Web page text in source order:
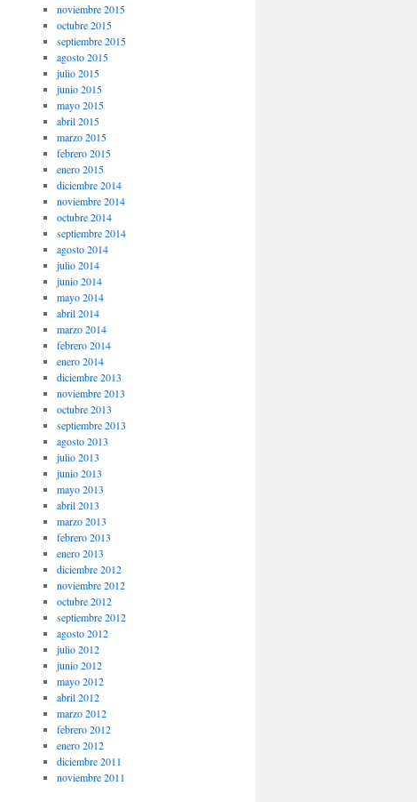
noviembre 2015
octubre 2015
septiembre 2015
agosto 2015
julio 2015
junio 2015
mayo 2015
abril 2015
marzo 2015
febrero 2015
enero 2015
diciembre 2014
noviembre 2014
octubre 2014
septiembre 2014
agosto 2014
julio 2014
junio 2014
mayo 2014
abril 2014
marzo 2014
febrero 2014
enero 2014
diciembre 2013
noviembre 2013
octubre 2013
septiembre 2013
agosto 2013
julio 2013
junio 2013
mayo 2013
abril 2013
marzo 2013
febrero 2013
enero 2013
diciembre 2012
noviembre 2012
octubre 2012
septiembre 2012
agosto 2012
julio 2012
junio 2012
mayo 2012
abril 2012
marzo 2012
febrero 2012
enero 2012
diciembre 2011
noviembre 2011